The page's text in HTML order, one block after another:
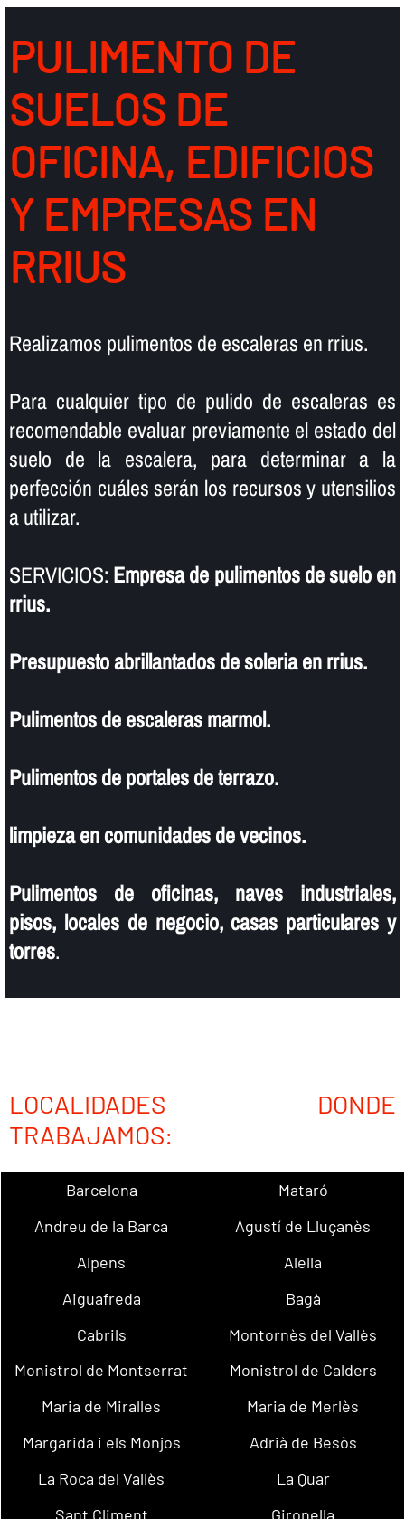
PULIMENTO DE
SUELOS DE
OFICINA, EDIFICIOS
Y EMPRESAS EN
RRIUS
Realizamos pulimentos de escaleras en rrius.
Para cualquier tipo de pulido de escaleras es
recomendable evaluar previamente el estado del
suelo de la escalera, para determinar a la
perfección cuáles serán los recursos y utensilios
a utilizar.
SERVICIOS: Empresa de pulimentos de suelo en
rrius.
Presupuesto abrillantados de soleria en rrius.
Pulimentos de escaleras marmol.
Pulimentos de portales de terrazo.
limpieza en comunidades de vecinos.
Pulimentos de oficinas, naves industriales,
pisos, locales de negocio, casas particulares y
torres.
LOCALIDADES DONDE
TRABAJAMOS:
Barcelona
Mataró
Andreu de la Barca
Agustí de Lluçanès
Alpens
Alella
Aiguafreda
Bagà
Cabrils
Montornès del Vallès
Monistrol de Montserrat
Monistrol de Calders
Maria de Miralles
Maria de Merlès
Margarida i els Monjos
Adrià de Besòs
La Roca del Vallès
La Quar
Sant Climent
Gironella